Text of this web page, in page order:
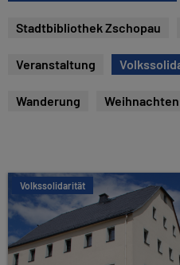
Stadtbibliothek Zschopau
Veranstaltung
Wanderung Weihnachten
Volkssolidarität